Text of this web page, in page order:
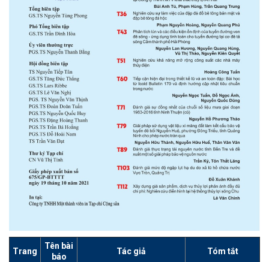
Trang
Tên bài
báo
Tác giả Tóm tắt